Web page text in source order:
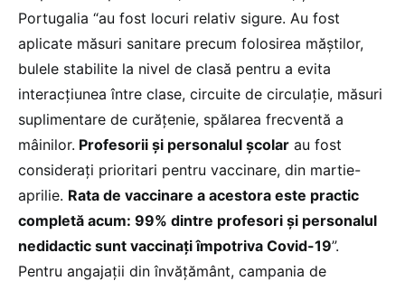
Portugalia “au fost locuri relativ sigure. Au fost
aplicate măsuri sanitare precum folosirea măștilor,
bulele stabilite la nivel de clasă pentru a evita
interacțiunea între clase, circuite de circulație, măsuri
suplimentare de curățenie, spălarea frecventă a
mâinilor. Profesorii și personalul școlar au fost
considerați prioritari pentru vaccinare, din martie-
aprilie. Rata de vaccinare a acestora este practic
completă acum: 99% dintre profesori și personalul
nedidactic sunt vaccinați împotriva Covid-19”.
Pentru angajații din învățământ, campania de